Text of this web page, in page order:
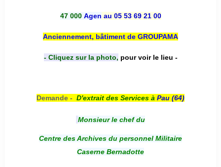
47 000 Agen au 05 53 69 21 00
Anciennement, bâtiment de GROUPAMA
- Cliquez sur la photo, pour voir le lieu -
Demande - D'extrait des Services à Pau (64)
Monsieur le chef du
Centre des Archives du personnel Militaire
Caserne Bernadotte